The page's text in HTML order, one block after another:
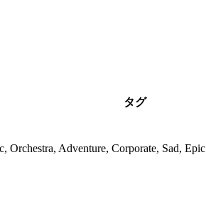
タグ
Orchestra, Adventure, Corporate, Sad, Epic